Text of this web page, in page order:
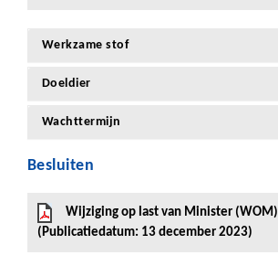
Werkzame stof
Doeldier
Wachttermijn
Besluiten
Wijziging op last van Minister (WOM)
(Publicatiedatum: 13 december 2023)